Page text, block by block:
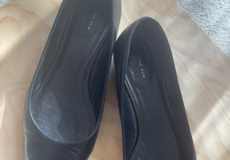
2026年9月号
最新号試し読み
定期購読
デジタル版